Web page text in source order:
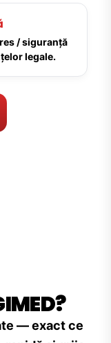
/ siguranță
legale.
— exact ce